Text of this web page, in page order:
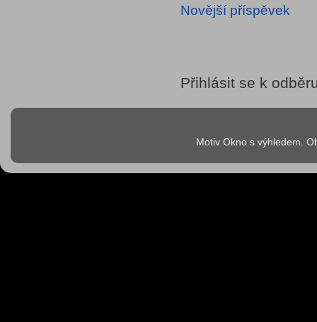
Novější příspěvek
Přihlásit se k
Motiv Okno s výhledem.